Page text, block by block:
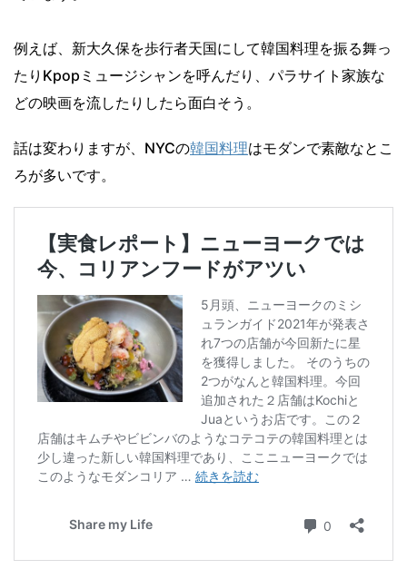
例えば、新大久保を歩行者天国にして韓国料理を振る舞っ
たりKpopミュージシャンを呼んだり、パラサイト家族な
どの映画を流したりしたら面白そう。
話は変わりますが、NYCの韓国料理はモダンで素敵なとこ
ろが多いです。